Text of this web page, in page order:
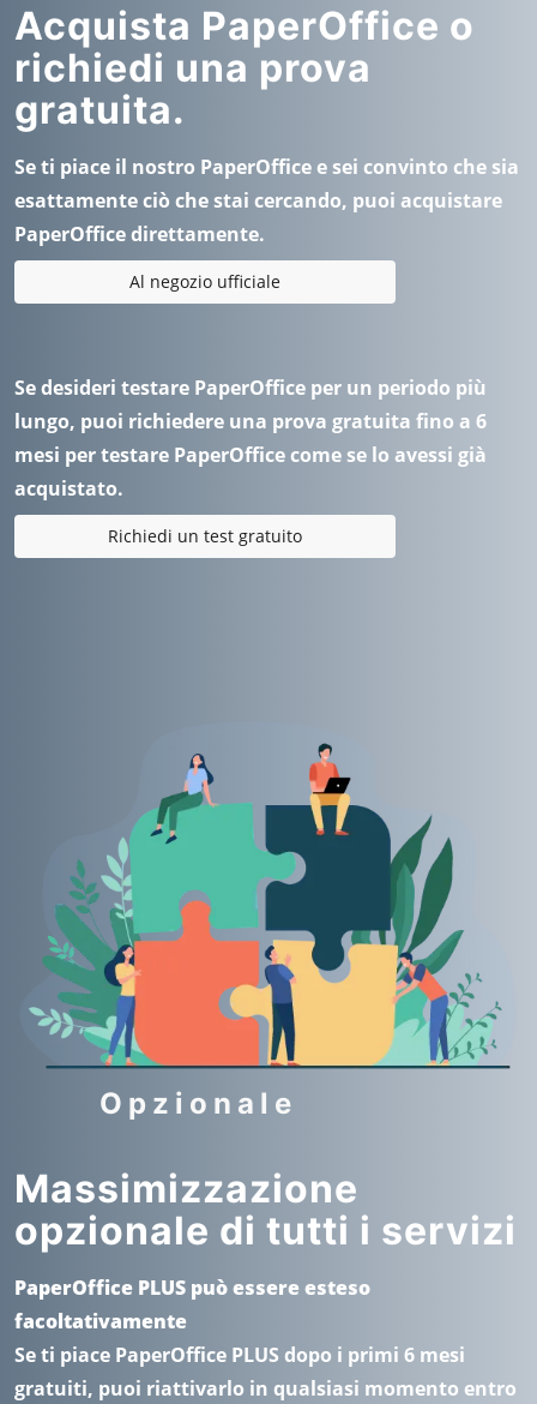
Acquista PaperOffice o
richiedi una prova
gratuita.
Se ti piace il nostro PaperOffice e sei convinto che sia
esattamente ciò che stai cercando, puoi acquistare
PaperOffice direttamente.
Al negozio ufficiale
Se desideri testare PaperOffice per un periodo più
lungo, puoi richiedere una prova gratuita fino a 6
mesi per testare PaperOffice come se lo avessi già
acquistato.
Richiedi un test gratuito
Opzionale
Massimizzazione
opzionale di tutti i servizi
PaperOffice PLUS può essere esteso
facoltativamente
Se ti piace PaperOffice PLUS dopo i primi 6 mesi
gratuiti, puoi riattivarlo in qualsiasi momento entro